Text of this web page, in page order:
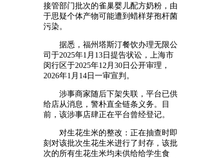
接管部门批次的雀巢婴儿配方奶粉，由
于思疑个体产物可能遭到蜡样芽孢杆菌
污染。
据悉，福州塔斯汀餐饮办理无限公
司于2025年1月13日提告状讼，上海市
闵行区于2025年12月30日公开审理，
2026年1月14日一审宣判。
涉事商家随后下架失联，平台已供
给店从消息，警朴直全链条义务。目
前，该涉事店肆正在平台曾经登记。
对生花生米的整改：正在抽查时即
刻对该批次生花生米进行了封存，该批
次的所有生花生米均未供给给学生食